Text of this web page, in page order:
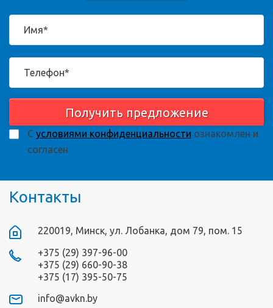
Получить предложение
С условиями конфиденциальности ознакомлен и
согласен
Контакты
220019, Минск, ул. Лобанка, дом 79, пом. 15
+375 (29) 397-96-00
+375 (29) 660-90-38
+375 (17) 395-50-75
info@avkn.by